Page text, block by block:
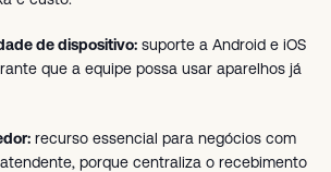
de dispositivo: suporte a Android e iOS
que a equipe possa usar aparelhos já
recurso essencial para negócios com
porque centraliza o recebimento